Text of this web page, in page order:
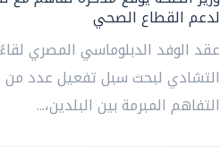
لدعم القطاع الصحي
عقد الوفد الدبلوماسي المصري
التشادي لبحث سبل تفعيل عدد من
التفاهم المبرمة بين البلدين،...